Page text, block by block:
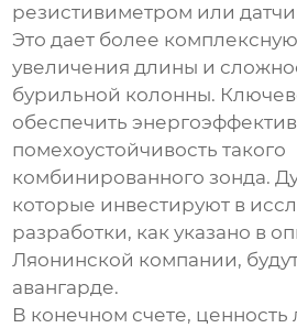
резистивиметром или
Это дает более
увеличения длины и
бурильной колонны.
обеспечить
помехоустойчивость такого
комбинированного зонда.
которые инвестируют в
разработки, как указано в
Ляонинской компании,
авангарде.
В конечном счете, ценность